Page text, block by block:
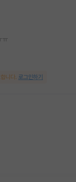
ㅠ
니다. 로그인하기